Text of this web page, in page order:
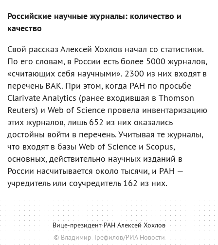
Российские научные журналы: количество и
качество
Свой рассказ Алексей Хохлов начал со статистики.
По его словам, в России есть более 5000 журналов,
«считающих себя научными». 2300 из них входят в
перечень ВАК. При этом, когда РАН по просьбе
Clarivate Analytics (ранее входившая в Thomson
Reuters) и Web of Science провела инвентаризацию
этих журналов, лишь 652 из них оказались
достойны войти в перечень. Учитывая те журналы,
что входят в базы Web of Science и Scopus,
основных, действительно научных изданий в
России насчитывается около тысячи, и РАН —
учредитель или соучредитель 162 из них.
Вице-президент РАН Алексей Хохлов
© Владимир Трефилов/РИА Новости